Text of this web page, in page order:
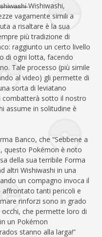
Wishiwashi,
vagamente simili a
a risaltare è la sua
più tradizione di
raggiunto un certo livello
di ogni lotta, facendo
Tale processo (più simile
al video) gli permette di
sorta di leviatano
combatterà sotto il nostro
assume in solitudine è
Banco, che “Sebbene a
questo Pokémon è noto
della sua terribile Forma
altri Wishiwashi in una
un compagno invoca il
affrontato tanti pericoli e
rinforzi sono in grado
che permette loro di
un Pokémon
stanno alla larga!”